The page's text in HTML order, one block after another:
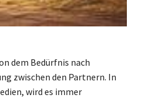
dem Bedürfnis nach
zwischen den Partnern. In
wird es immer